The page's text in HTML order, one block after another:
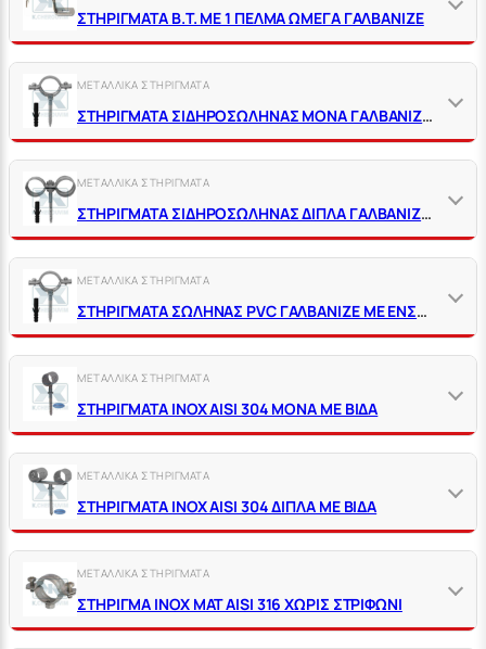
ΣΤΗΡΙΓΜΑΤΑ Β.Τ. ΜΕ 1 ΠΕΛΜΑ ΩΜΕΓΑ ΓΑΛΒΑΝΙΖΕ
ΜΕΤΑΛΛΙΚΑ ΣΤΗΡΙΓΜΑΤΑ
ΣΤΗΡΙΓΜΑΤΑ ΣΙΔΗΡΟΣΩΛΗΝΑΣ ΜΟΝΑ ΓΑΛΒΑΝΙΖΕ ΜΕ ΕΝΣΩΜΑΤΩΜΕΝΟ ΣΤΡΙΦΩΝΙ & ΒΥΣΜΑ ΠΛΑΣΤΙΚΟ
ΜΕΤΑΛΛΙΚΑ ΣΤΗΡΙΓΜΑΤΑ
ΣΤΗΡΙΓΜΑΤΑ ΣΙΔΗΡΟΣΩΛΗΝΑΣ ΔΙΠΛΑ ΓΑΛΒΑΝΙΖΕ ΜΕ ΕΝΣΩΜΑΤΩΜΕΝΟ ΣΤΡΙΦΩΝΙ & ΒΥΣΜΑ ΠΛΑΣΤΙΚΟ
ΜΕΤΑΛΛΙΚΑ ΣΤΗΡΙΓΜΑΤΑ
ΣΤΗΡΙΓΜΑΤΑ ΣΩΛΗΝΑΣ PVC ΓΑΛΒΑΝΙΖΕ ΜΕ ΕΝΣΩΜΑΤΩΜΕΝΟ ΣΤΡΙΦΩΝΙ & ΒΥΣΜΑ ΠΛΑΣΤΙΚΟ
ΜΕΤΑΛΛΙΚΑ ΣΤΗΡΙΓΜΑΤΑ
ΣΤΗΡΙΓΜΑΤΑ ΙΝΟΧ AISI 304 ΜΟΝΑ ΜΕ ΒΙΔΑ
ΜΕΤΑΛΛΙΚΑ ΣΤΗΡΙΓΜΑΤΑ
ΣΤΗΡΙΓΜΑΤΑ ΙΝΟΧ AISI 304 ΔΙΠΛΑ ΜΕ ΒΙΔΑ
ΜΕΤΑΛΛΙΚΑ ΣΤΗΡΙΓΜΑΤΑ
ΣΤΗΡΙΓΜΑ ΙΝΟΧ ΜΑΤ ΑΙSΙ 316 ΧΩΡΙΣ ΣΤΡΙΦΩΝΙ